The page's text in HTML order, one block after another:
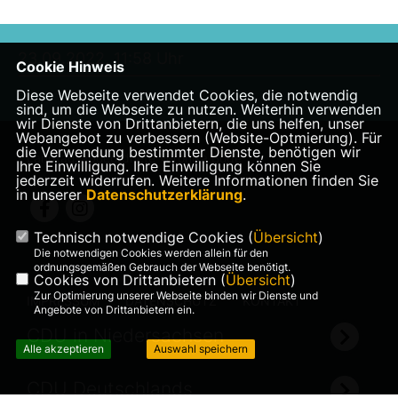
23.09.2022, 11:58 Uhr
Landtagsabgeordnete Veronika Bode
IMPRESSUM DATENSCHUTZ KONTAKT
CDU in Niedersachsen
CDU Deutschlands
Cookie Hinweis
Diese Webseite verwendet Cookies, die notwendig
sind, um die Webseite zu nutzen. Weiterhin verwenden
wir Dienste von Drittanbietern, die uns helfen, unser
Webangebot zu verbessern (Website-Optmierung). Für
die Verwendung bestimmter Dienste, benötigen wir
Ihre Einwilligung. Ihre Einwilligung können Sie
jederzeit widerrufen. Weitere Informationen finden Sie
in unserer Datenschutzerklärung.
Technisch notwendige Cookies (Übersicht)
Die notwendigen Cookies werden allein für den
ordnungsgemäßen Gebrauch der Webseite benötigt.
Cookies von Drittanbietern (Übersicht)
Zur Optimierung unserer Webseite binden wir Dienste und
Angebote von Drittanbietern ein.
Alle akzeptieren Auswahl speichern